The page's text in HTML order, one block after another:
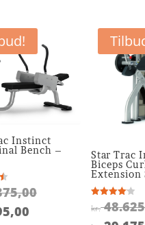
Instinct
Bench –
Den
oprindelige
Den
Star Trac
Biceps
Extension
Vurderet
4.1
kr.